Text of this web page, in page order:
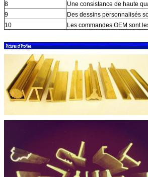
8
Une consistance de haute
9
Des dessins personnalisés
10
Les commandes OEM sont